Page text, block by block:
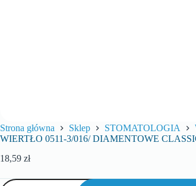
Strona główna Sklep STOMATOLOGIA
WIERTŁO 0511-3/016/ DIAMENTOWE
18,59 zł